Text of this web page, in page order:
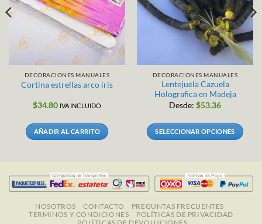
DECORACIONES MANUALES
Cortina estrellas arco iris
$34.80 IVA INCLUIDO
AÑADIR AL CARRITO
DECORACIONES MANUALES
Lentejuela Cazuela
Holografica en Madeja
Desde: $53.36
SELECCIONAR OPCIONES
múltiples
variantes.
Las
opciones
NOSOTROS CONTACTO
PREGUNTAS FRECUENTES
TERMINOS Y CONDICIONES
POLÍTICAS DE PRIVACIDAD